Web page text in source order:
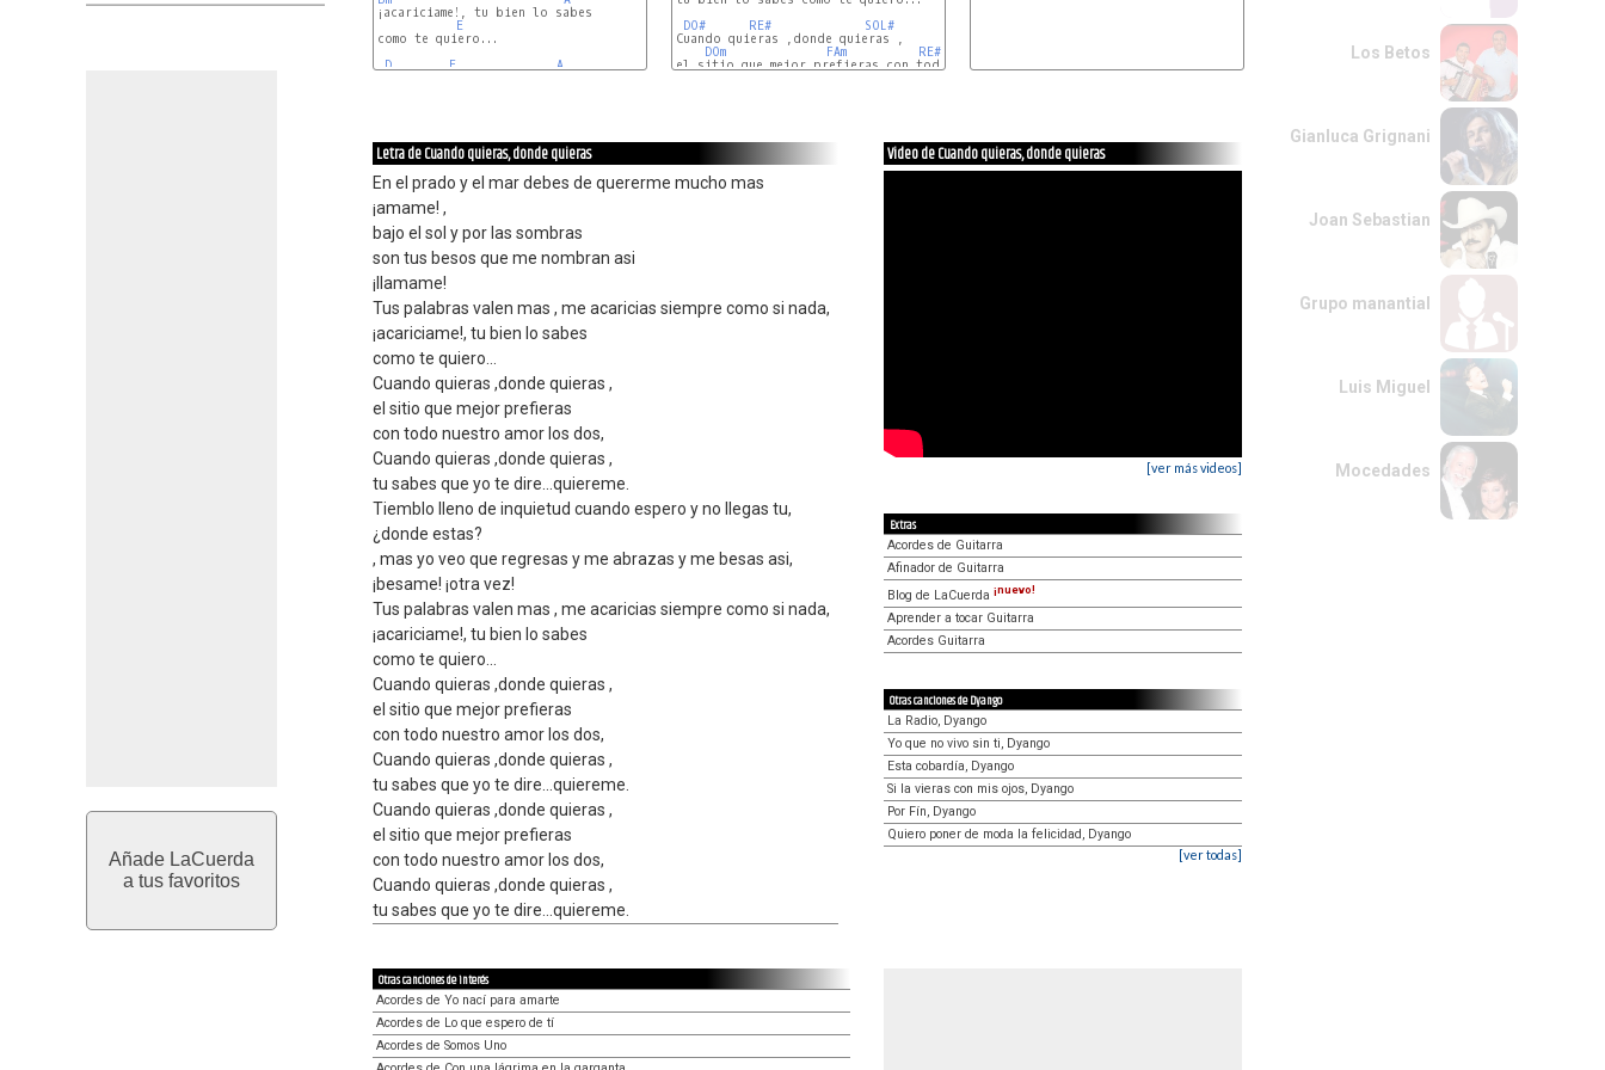
Añade LaCuerda
a tus favoritos
¡acariciame!, tu bien lo sabes
E
como te quiero...
D
E
A
DO#
RE#
SOL#
Cuando quieras ,donde quieras ,
DOm
FAm RE#
el sitio que mejor prefieras con todo nuestro amor los dos,
Letra de Cuando quieras, donde quieras
En el prado y el mar debes de quererme mucho mas
¡amame! ,
bajo el sol y por las sombras
son tus besos que me nombran asi
¡llamame!
Tus palabras valen mas , me acaricias siempre como si nada,
¡acariciame!, tu bien lo sabes
como te quiero...
Cuando quieras ,donde quieras ,
el sitio que mejor prefieras
con todo nuestro amor los dos,
Cuando quieras ,donde quieras ,
tu sabes que yo te dire...quiereme.
Tiemblo lleno de inquietud cuando espero y no llegas tu,
¿donde estas?
, mas yo veo que regresas y me abrazas y me besas asi,
¡besame! ¡otra vez!
Tus palabras valen mas , me acaricias siempre como si nada,
¡acariciame!, tu bien lo sabes
como te quiero...
Cuando quieras ,donde quieras ,
el sitio que mejor prefieras
con todo nuestro amor los dos,
Cuando quieras ,donde quieras ,
tu sabes que yo te dire...quiereme.
Cuando quieras ,donde quieras ,
el sitio que mejor prefieras
con todo nuestro amor los dos,
Cuando quieras ,donde quieras ,
tu sabes que yo te dire...quiereme.
Video de Cuando quieras, donde quieras
[ver más videos]
Extras
Acordes de Guitarra
Afinador de Guitarra
Blog de LaCuerda ¡nuevo!
Aprender a tocar Guitarra
Acordes Guitarra
Otras canciones de Dyango
La Radio, Dyango
Yo que no vivo sin ti, Dyango
Esta cobardía, Dyango
Si la vieras con mis ojos, Dyango
Por Fín, Dyango
Quiero poner de moda la felicidad, Dyango
[ver todas]
Otras canciones de interés
Acordes de Yo nací para amarte
Acordes de Lo que espero de tí
Acordes de Somos Uno
Los Betos
Gianluca Grignani
Joan Sebastian
Grupo manantial
Luis Miguel
Mocedades